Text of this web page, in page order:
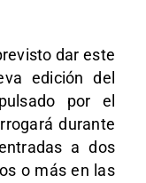
dar este
edición del
por el
durante
a dos
o más en las